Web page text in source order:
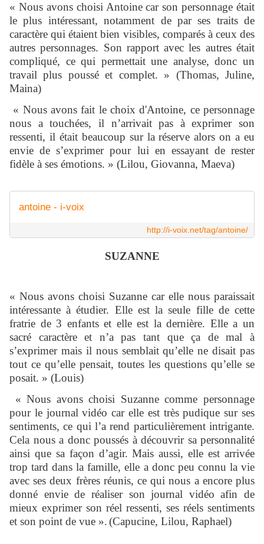
« Nous avons choisi Antoine car son personnage était
le plus intéressant, notamment de par ses traits de
caractère qui étaient bien visibles, comparés à ceux des
autres personnages. Son rapport avec les autres était
compliqué, ce qui permettait une analyse, donc un
travail plus poussé et complet. » (Thomas, Juline,
Maina)
« Nous avons fait le choix d'Antoine, ce personnage
nous a touchées, il n’arrivait pas à exprimer son
ressenti, il était beaucoup sur la réserve alors on a eu
envie de s’exprimer pour lui en essayant de rester
fidèle à ses émotions. » (Lilou, Giovanna, Maeva)
antoine - i-voix
http://i-voix.net/tag/antoine/
SUZANNE
« Nous avons choisi Suzanne car elle nous paraissait
intéressante à étudier. Elle est la seule fille de cette
fratrie de 3 enfants et elle est la dernière. Elle a un
sacré caractère et n’a pas tant que ça de mal à
s’exprimer mais il nous semblait qu’elle ne disait pas
tout ce qu’elle pensait, toutes les questions qu’elle se
posait. » (Louis)
« Nous avons choisi Suzanne comme personnage
pour le journal vidéo car elle est très pudique sur ses
sentiments, ce qui l’a rend particulièrement intrigante.
Cela nous a donc poussés à découvrir sa personnalité
ainsi que sa façon d’agir. Mais aussi, elle est arrivée
trop tard dans la famille, elle a donc peu connu la vie
avec ses deux frères réunis, ce qui nous a encore plus
donné envie de réaliser son journal vidéo afin de
mieux exprimer son réel ressenti, ses réels sentiments
et son point de vue ».(Capucine, Lilou, Raphael)